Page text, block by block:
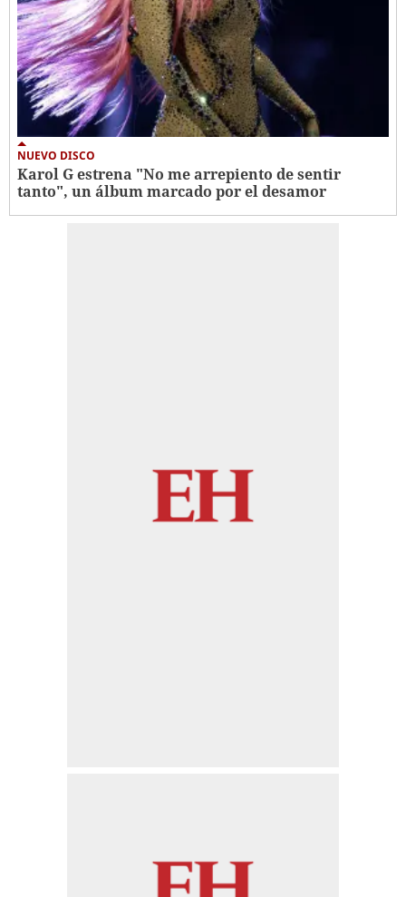
NUEVO DISCO
Karol G estrena "No me arrepiento de sentir
tanto", un álbum marcado por el desamor